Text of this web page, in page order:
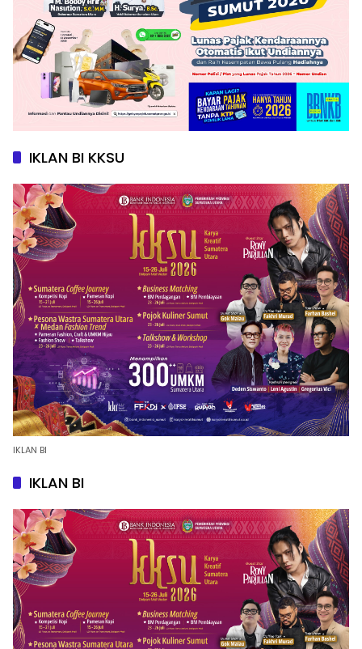
IKLAN BI KKSU
IKLAN BI
IKLAN BI